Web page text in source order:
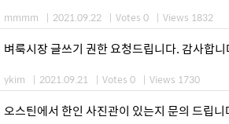
mmmm | 2021.09.22 | Votes 0 | Views 1832
벼룩시장 글쓰기 권한 요청드립니다. 감사합니
ykim | 2021.09.21 | Votes 0 | Views 1730
오스틴에서 한인 사진관이 있는지 문의 드립니